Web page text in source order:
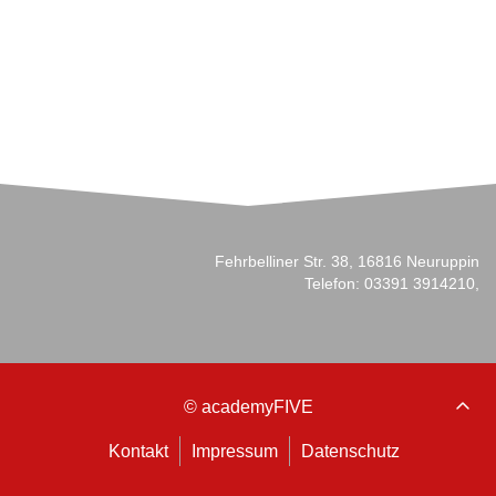
Fehrbelliner Str. 38, 16816 Neuruppin
Telefon: 03391 3914210,
© academyFIVE
Kontakt Impressum Datenschutz